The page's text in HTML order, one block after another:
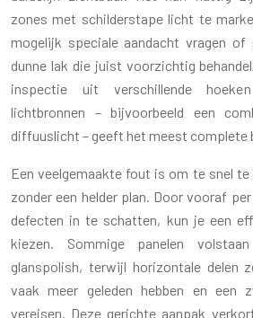
zones met schilderstape licht te
mogelijk speciale aandacht vragen
dunne lak die juist voorzichtig
inspectie uit verschillende
lichtbronnen – bijvoorbeeld een
diffuuslicht – geeft het meest complete
Een veelgemaakte fout is om te snel
zonder een helder plan. Door vooraf
defecten in te schatten, kun je een
kiezen. Sommige panelen
glanspolish, terwijl horizontale delen
vaak meer geleden hebben en een
vereisen. Deze gerichte aanpak